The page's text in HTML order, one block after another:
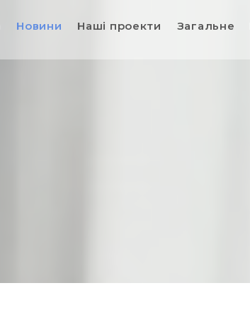
Новини Наші проекти Загальне